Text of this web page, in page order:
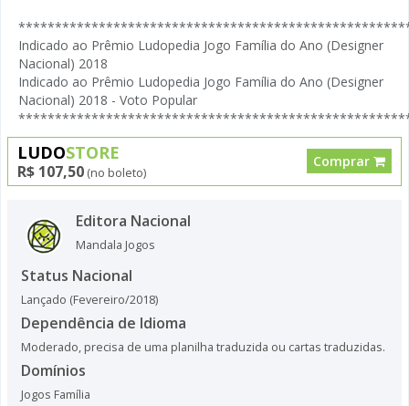
Indicado ao Prêmio Ludopedia Jogo Família do Ano (Designer
Nacional) 2018
Indicado ao Prêmio Ludopedia Jogo Família do Ano (Designer
Nacional) 2018 - Voto Popular
LUDOSTORE
R$ 107,50 (no boleto)
Comprar
Editora Nacional
Mandala Jogos
Status Nacional
Lançado (Fevereiro/2018)
Dependência de Idioma
Moderado, precisa de uma planilha traduzida ou cartas traduzidas.
Domínios
Jogos Família